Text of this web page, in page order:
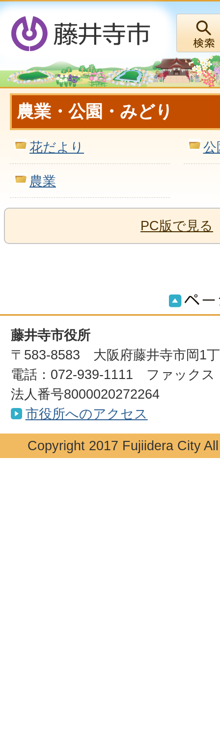
農業・公園・みどり
花だより 公
農業
PC版で見る
藤井寺市役所
〒583-8583 大阪府藤井寺市岡1
電話：072-939-1111 ファックス
法人番号8000020272264
市役所へのアクセス
Copyright 2017 Fujiidera City